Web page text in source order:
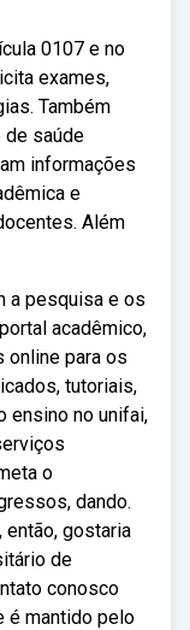
0107 e no
exames,
Também
de saúde
informações
e
Além
a pesquisa e os
acadêmico,
online para os
tutoriais,
ensino no unifai,
o
dando.
então, gostaria
de
conosco
é mantido pelo